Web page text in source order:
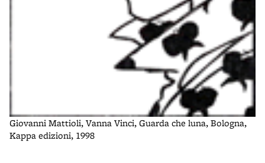
Giovanni Mattioli, Vanna Vinci, Guarda che luna, Bologna,
Kappa edizioni, 1998